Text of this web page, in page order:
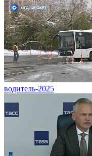
водитель-2025